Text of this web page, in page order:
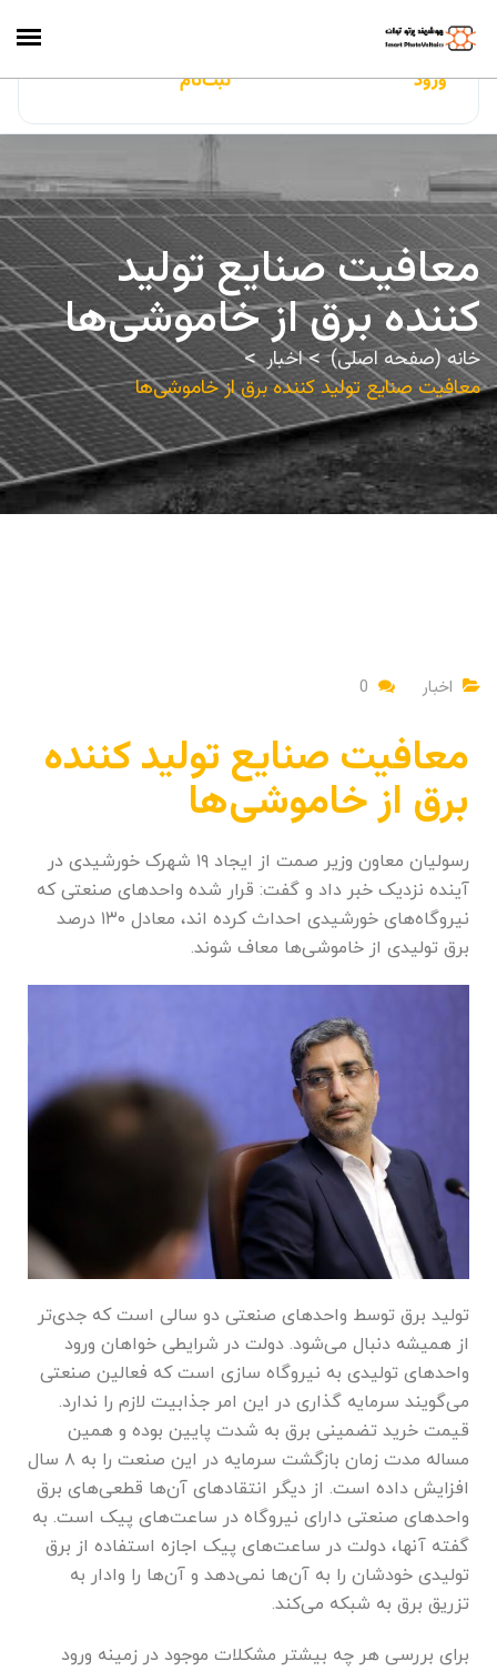
ایران‌سولار
ورود ثبت‌نام
معافیت صنایع تولید
کننده برق از خاموشی‌ها
خانه (صفحه اصلی)
اخبار
معافیت صنایع تولید کننده برق از خاموشی‌ها
اخبار 0
معافیت صنایع تولید کننده
برق از خاموشی‌ها
رسولیان معاون وزیر صمت از ایجاد ۱۹ شهرک خورشیدی در
آینده نزدیک خبر داد و گفت: قرار شده واحد‌های صنعتی که
نیروگاه‌های خورشیدی احداث کرده اند، معادل ۱۳۰ درصد
برق تولیدی از خاموشی‌ها معاف شوند.
تولید برق توسط واحد‌های صنعتی دو سالی است که جدی‌تر
از همیشه دنبال می‌شود. دولت در شرایطی خواهان ورود
واحد‌های تولیدی به نیروگاه سازی است که فعالین صنعتی
می‌گویند سرمایه گذاری در این امر جذابیت لازم را ندارد.
قیمت خرید تضمینی برق به شدت پایین بوده و همین
مساله مدت زمان بازگشت سرمایه در این صنعت را به ۸ سال
افزایش داده است. از دیگر انتقاد‌های آن‌ها قطعی‌های برق
واحد‌های صنعتی دارای نیروگاه در ساعت‌های پیک است. به
گفته آنها، دولت در ساعت‌های پیک اجازه استفاده از برق
تولیدی خودشان را به آن‌ها نمی‌دهد و آن‌ها را وادار به
تزریق برق به شبکه می‌کند.
برای بررسی هر چه بیشتر مشکلات موجود در زمینه ورود